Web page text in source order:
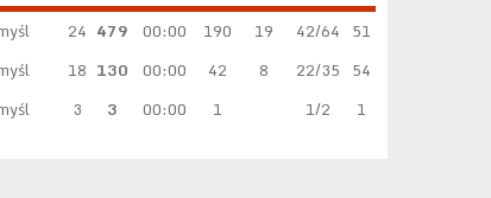
24 479 00:00 190 19 42/64 51
18 130 00:00 42 8 22/35 54
3 3 00:00 1 1/2 1